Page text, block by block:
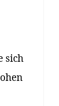
sich